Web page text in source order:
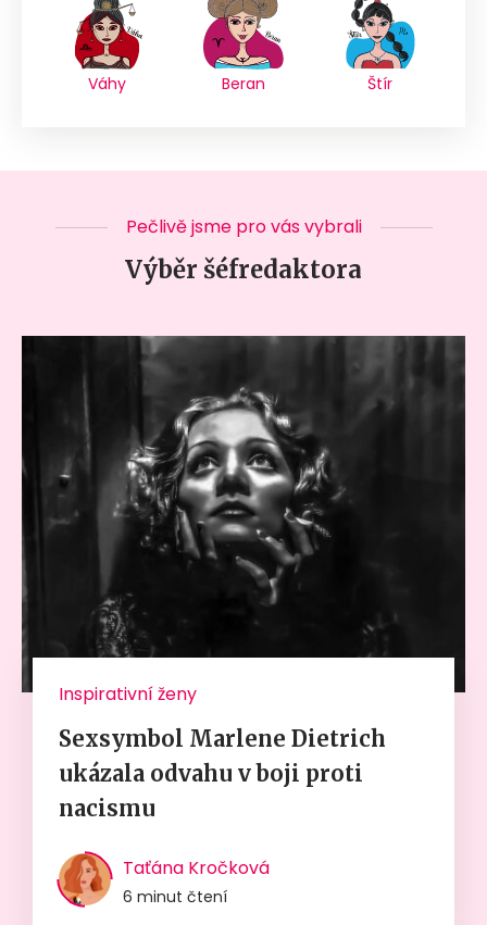
Váhy Beran Štír
Pečlivě jsme pro vás vybrali
Výběr šéfredaktora
Inspirativní ženy
Sexsymbol Marlene Dietrich
ukázala odvahu v boji proti
nacismu
Taťána Kročková
6 minut čtení